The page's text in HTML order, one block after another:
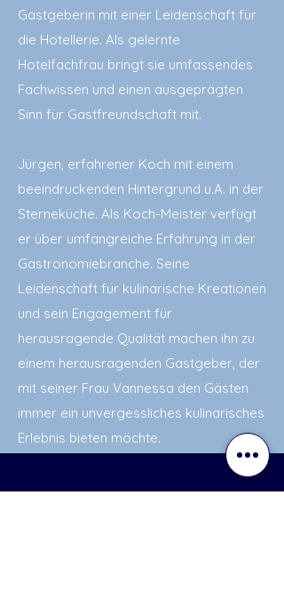
Gastgeberin mit einer Leidenschaft für
die Hotellerie. Als gelernte
Hotelfachfrau bringt sie umfassendes
Fachwissen und einen ausgeprägten
Sinn für Gastfreundschaft mit.
Jürgen, erfahrener Koch mit einem
beeindruckenden Hintergrund u.A. in der
Sterneküche. Als Koch-Meister verfügt
er über umfangreiche Erfahrung in der
Gastronomiebranche. Seine
Leidenschaft für kulinarische Kreationen
und sein Engagement für
herausragende Qualität machen ihn zu
einem herausragenden Gastgeber, der
mit seiner Frau Vannessa den Gästen
immer ein unvergessliches kulinarisches
Erlebnis bieten möchte.